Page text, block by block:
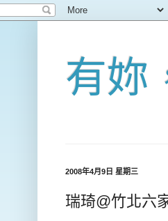
有妳
2008年4月9日 星期三
瑞琦@竹北六